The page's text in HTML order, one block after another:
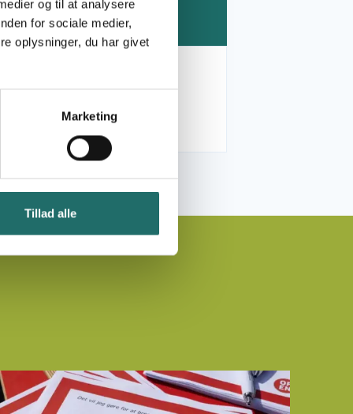
og til at analysere
for sociale medier,
oplysninger, du har givet
Marketing
Tillad alle
contact details for CISU's